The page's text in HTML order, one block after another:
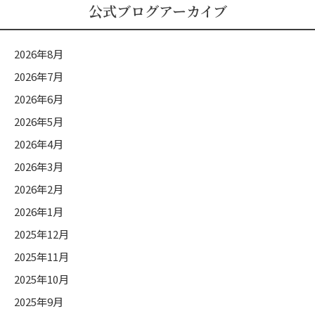
テ
ゴ
リ
ー
公式ブログアーカイブ
2026年8月
2026年7月
2026年6月
2026年5月
2026年4月
2026年3月
2026年2月
2026年1月
2025年12月
2025年11月
2025年10月
2025年9月